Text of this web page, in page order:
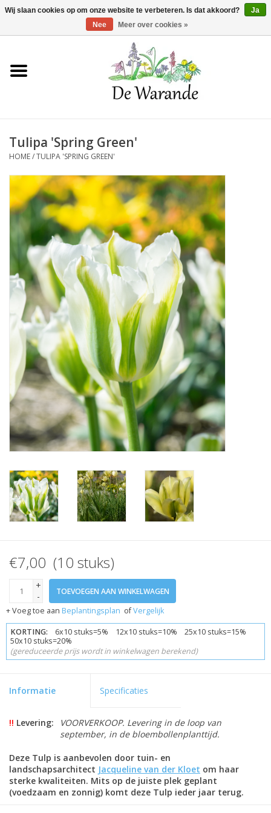
Winkelwagen >0 Artikelen - €0,00
Home
Voorjaarsbloeiers
Zomerbloeiers
Herfstbloeiers
Schaduwplanten
Aanbiedingen
Bodemverbetering
Overige producten
Advies
Onze tuinen!
Sterke Bollen Dagen
Nieuws
Tulipa 'Spring Green'
HOME/TULIPA 'SPRING GREEN'
€7,00 (10 stuks)
+
-
TOEVOEGEN AAN WINKELWAGEN
+ Voeg toe aan Beplantingsplan ofVergelijk
KORTING: 6x10 stuks=5% 12x10 stuks=10% 25x10 stuks=15%
50x10 stuks=20%
(gereduceerde prijs wordt in winkelwagen berekend)
Informatie Specificaties
!! Levering:
VOORVERKOOP. Levering in de loop van
september, in de bloembollenplanttijd.
Deze Tulp is aanbevolen door tuin- en
landschapsarchitect Jacqueline van der Kloet om haar
sterke kwaliteiten. Mits op de juiste plek geplant
(voedzaam en zonnig) komt deze Tulp ieder jaar terug.
Wij slaan cookies op om onze website te verbeteren. Is dat akkoord?
Ja
Nee
Meer over cookies »